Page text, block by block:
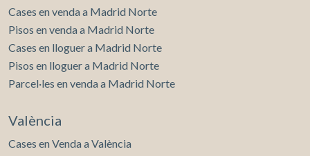
Cases en venda a Madrid Norte
Pisos en venda a Madrid Norte
Cases en lloguer a Madrid Norte
Pisos en lloguer a Madrid Norte
Parcel·les en venda a Madrid Norte
València
Cases en Venda a València